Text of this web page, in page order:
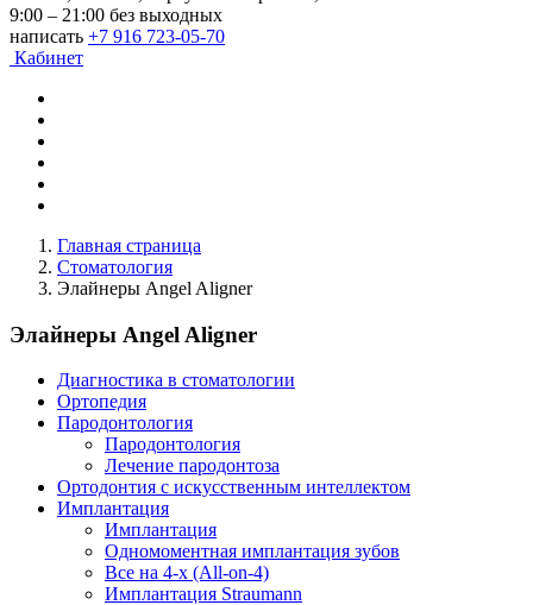
9:00 – 21:00 без выходных
написать +7 916 723-05-70
Кабинет
Главная страница
Стоматология
Элайнеры Angel Aligner
Элайнеры Angel Aligner
Диагностика в стоматологии
Ортопедия
Пародонтология
Пародонтология
Лечение пародонтоза
Ортодонтия с искусственным интеллектом
Имплантация
Имплантация
Одномоментная имплантация зубов
Все на 4-х (All-on-4)
Имплантация Straumann